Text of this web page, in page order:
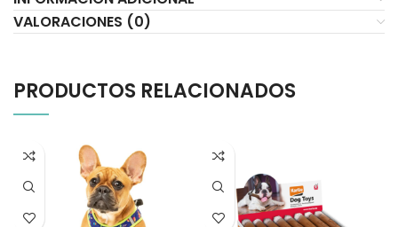
VALORACIONES (0)
PRODUCTOS RELACIONADOS